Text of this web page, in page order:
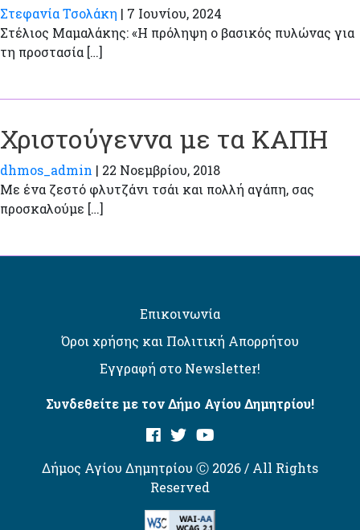
Στεφανία Τσολάκη | 7 Ιουνίου, 2024
Στέλιος Μαμαλάκης: «Η πρόληψη ο βασικός πυλώνας για
τη προστασία […]
Χριστούγεννα με τα ΚΑΠΗ
dhmos_admin | 22 Νοεμβρίου, 2018
Με ένα ζεστό φλυτζάνι τσάι και πολλή αγάπη, σας
προσκαλούμε […]
Επικοινωνία
Όροι χρήσης και Πολιτική Απορρήτου
Εγγραφή στο Newsletter!
Συνδεθείτε με τον Δήμο Αγίου Δημητρίου!
Δήμος Αγίου Δημητρίου Ⓒ 2026 / All Rights
Reserved